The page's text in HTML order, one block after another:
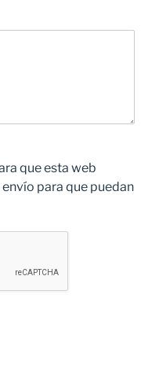
que esta web
para que puedan